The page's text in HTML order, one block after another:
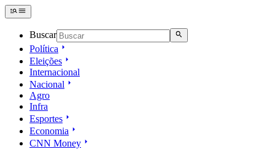
Buscar
Política
Eleições
Internacional
Nacional
Agro
Infra
Esportes
Economia
CNN Money